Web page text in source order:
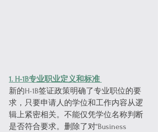
1. H-1B专业职业定义和标准
新的H-1B签证政策明确了专业职位的要
求，只要申请人的学位和工作内容从逻
辑上紧密相关。不能仅凭学位名称判断
是否符合要求。删除了对“Business